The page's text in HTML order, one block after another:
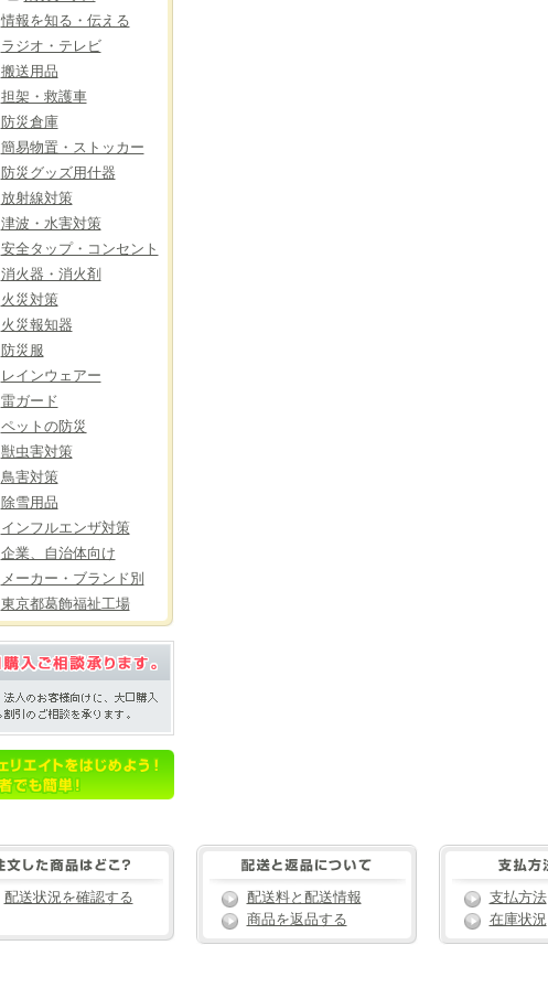
情報を知る・伝える
ラジオ・テレビ
搬送用品
担架・救護車
防災倉庫
簡易物置・ストッカー
防災グッズ用什器
放射線対策
津波・水害対策
安全タップ・コンセント
消火器・消火剤
火災対策
火災報知器
防災服
レインウェアー
雷ガード
ペットの防災
獣虫害対策
鳥害対策
除雪用品
インフルエンザ対策
企業、自治体向け
メーカー・ブランド別
東京都葛飾福祉工場
配送状況を確認する
配送料と配送情報
商品を返品する
支払方法
在庫状況